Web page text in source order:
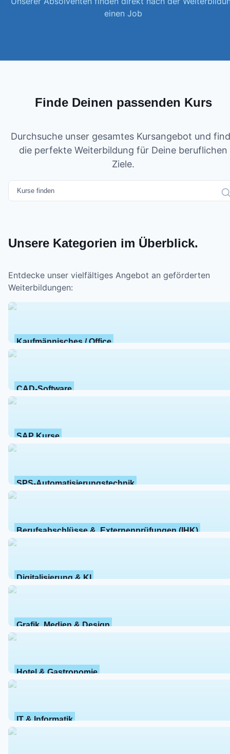
einen Job
Finde Deinen passenden Kurs
Durchsuche unser gesamtes Kursangebot und
die perfekte Weiterbildung für Deine beruflichen
Ziele.
Unsere Kategorien im Überblick.
Entdecke unser vielfältiges Angebot an geförderten
Weiterbildungen:
Kaufmännisches / Office
CAD-Software
SAP Kurse
SPS-Automatisierungstechnik
Berufsabschlüsse &  Externenprüfungen (IHK)
Digitalisierung & KI
Grafik, Medien & Design
Hotel & Gastronomie
IT & Informatik